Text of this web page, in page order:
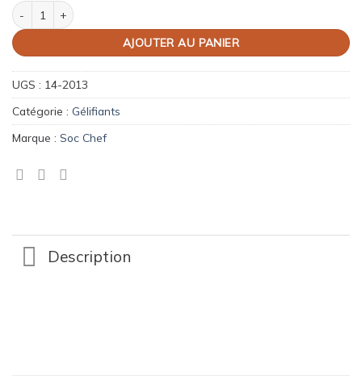
quantité de Gomme iota 600 g - gélifiant apte à la congélation
AJOUTER AU PANIER
UGS : 14-2013
Catégorie : Gélifiants
Marque : Soc Chef
Description